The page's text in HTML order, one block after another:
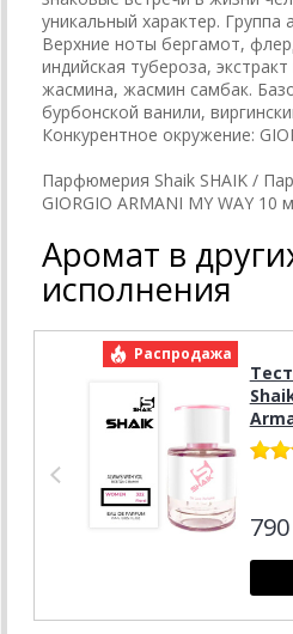
уникальный характер.
Верхние ноты бергамот,
индийская тубероза,
жасмина, жасмин самбак.
бурбонской ванили,
Конкурентное окружение:
Парфюмерия Shaik SHAIK /
GIORGIO ARMANI MY WAY 10
Аромат в
исполнения
Распродажа
790